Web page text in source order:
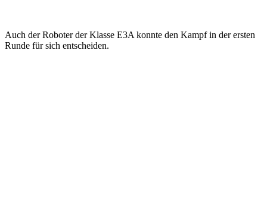
Auch der Roboter der Klasse E3A konnte den Kampf in der ersten
Runde für sich entscheiden.